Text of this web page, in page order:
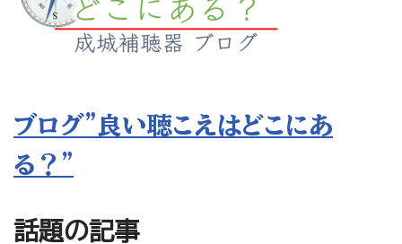
ブログ”良い聴こえはどこにあ
る？”
話題の記事